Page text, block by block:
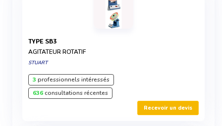
TYPE SB3
AGITATEUR ROTATIF
STUART
3 professionnels intéressés
636consultations récentes
Recevoir un devis